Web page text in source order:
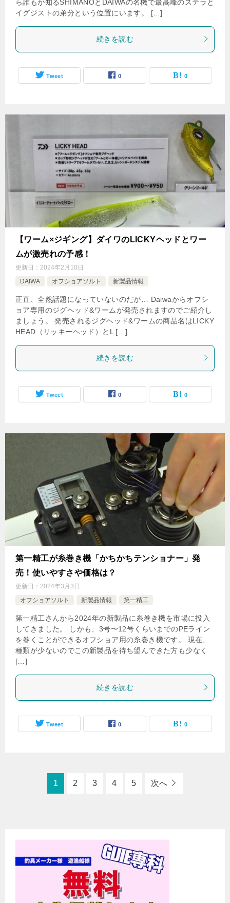
ら誰もが知るSHIMANOとDAIWAの名機で最高峰のステラと
イグジストの弟分という位置にいます。 […]
続きを読む
Tweet 0 0
【ワーム×ジギング】ダイワのLICKYヘッドとワー
ムが激売れの予感！
更新日： 2024年2月10日
DAIWA
オフショアソルト 新製品情報
正直、全然話題になっていないのだが… Daiwaからオフシ
ョア専用のジグヘッド&ワームが発売されますのでご紹介し
ましょう。 発売されるジグヘッド&ワームの商品名はLICKY
HEAD（リッキーヘッド）とL […]
続きを読む
Tweet 0 0
第一精工が糸巻き機「かちかちテンショナー」発
売！使いやすさや価格は？
更新日： 2024年3月3日
オフショアソルト
新製品情報 第一精工
第一精工さんから2024年の新製品に糸巻き機を市場に投入
してきました。 しかも、3号〜12号くらいまでのPEライン
を巻くことができるオフショア用の糸巻き機です。 現在、
種類が少ないのでこの新製品を待ち望んできた方も少なく
[…]
続きを読む
Tweet 0 0
1 2 3 4 5 次へ